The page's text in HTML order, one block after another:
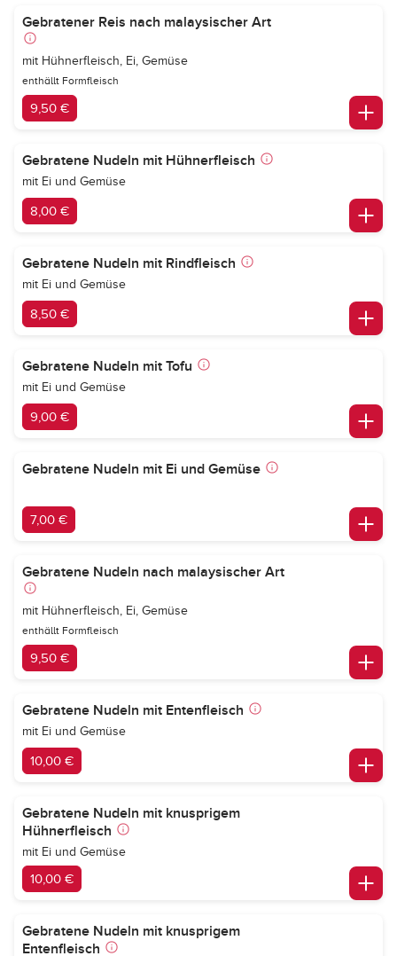
Gebratener Reis nach malaysischer Art
mit Hühnerfleisch, Ei, Gemüse
enthällt Formfleisch
9,50 €
Gebratene Nudeln mit Hühnerfleisch
mit Ei und Gemüse
8,00 €
Gebratene Nudeln mit Rindfleisch
mit Ei und Gemüse
8,50 €
Gebratene Nudeln mit Tofu
mit Ei und Gemüse
9,00 €
Gebratene Nudeln mit Ei und Gemüse
7,00 €
Gebratene Nudeln nach malaysischer Art
mit Hühnerfleisch, Ei, Gemüse
enthällt Formfleisch
9,50 €
Gebratene Nudeln mit Entenfleisch
mit Ei und Gemüse
10,00 €
Gebratene Nudeln mit knusprigem
Hühnerfleisch
mit Ei und Gemüse
10,00 €
Gebratene Nudeln mit knusprigem
Entenfleisch